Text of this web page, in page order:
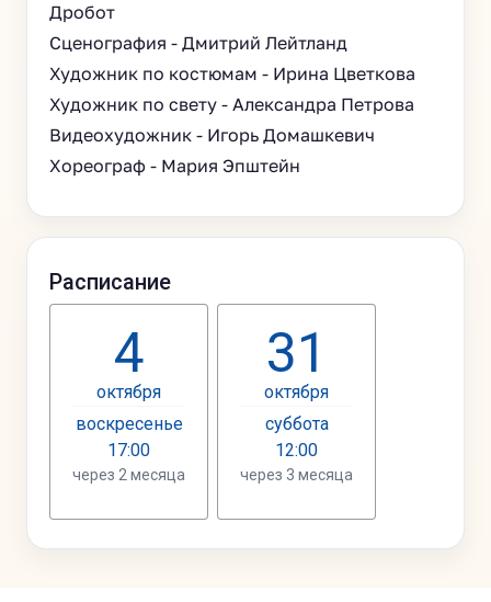
Дробот
Сценография - Дмитрий Лейтланд
Художник по костюмам - Ирина Цветкова
Художник по свету - Александра Петрова
Видеохудожник - Игорь Домашкевич
Хореограф - Мария Эпштейн